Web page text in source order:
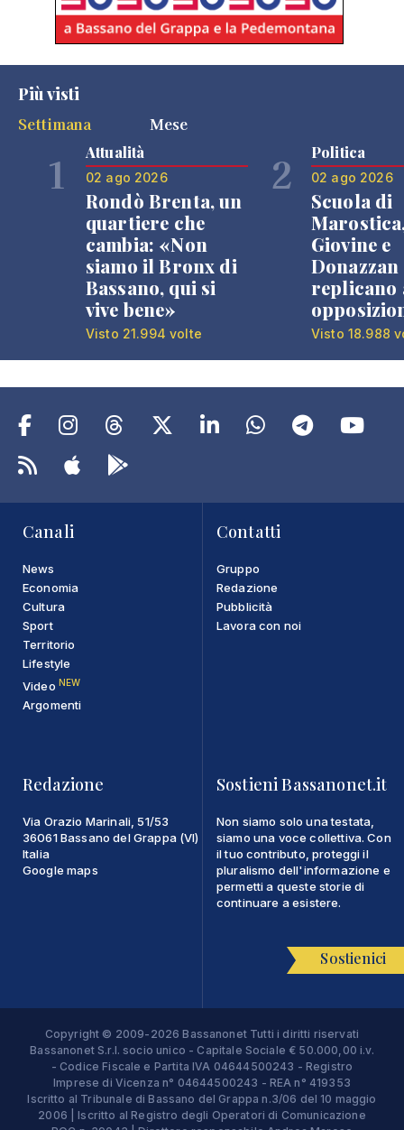
Più visti
Settimana
Mese
1 Attualità
02 ago 2026
Rondò Brenta, un
quartiere che
cambia: «Non
siamo il Bronx di
Bassano, qui si
vive bene»
Visto 21.994 volte
2 Politica
02 ago 2026
Scuola di
Giovine e
Donazzan
replicano
Visto 18.988
Canali
News
Economia
Cultura
Sport
Territorio
Lifestyle
Video NEW
Argomenti
Contatti
Gruppo
Redazione
Pubblicità
Lavora con noi
Redazione
Via Orazio Marinali, 51/53
36061 Bassano del Grappa (VI)
Italia
Google maps
Sostieni Bassanonet.it
Non siamo solo una testata,
siamo una voce collettiva. Con
il tuo contributo, proteggi il
pluralismo dell'informazione e
permetti a queste storie di
continuare a esistere.
Sostienici
Copyright © 2009-2026 Bassanonet Tutti i diritti riservati
Bassanonet S.r.l. socio unico - Capitale Sociale € 50.000,00 i.v.
- Codice Fiscale e Partita IVA 04644500243 - Registro
Imprese di Vicenza n° 04644500243 - REA n° 419353
Iscritto al Tribunale di Bassano del Grappa n.3/06 del 10 maggio
2006 | Iscritto al Registro degli Operatori di Comunicazione